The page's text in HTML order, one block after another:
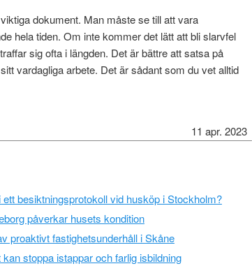
dokument. Man måste se till att vara
hela tiden. Om inte kommer det lätt att bli slarvfel
sig ofta i längden. Det är bättre att satsa på
vardagliga arbete. Det är sådant som du vet alltid
11 apr. 2023
ett besiktningsprotokoll vid husköp i Stockholm?
påverkar husets kondition
proaktivt fastighetsunderhåll i Skåne
stoppa istappar och farlig isbildning